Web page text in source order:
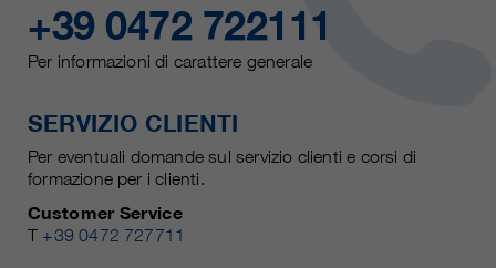
+39 0472 722111
Per informazioni di carattere generale
SERVIZIO CLIENTI
Per eventuali domande sul servizio clienti e corsi di
formazione per i clienti.
Customer Service
T +39 0472 727711